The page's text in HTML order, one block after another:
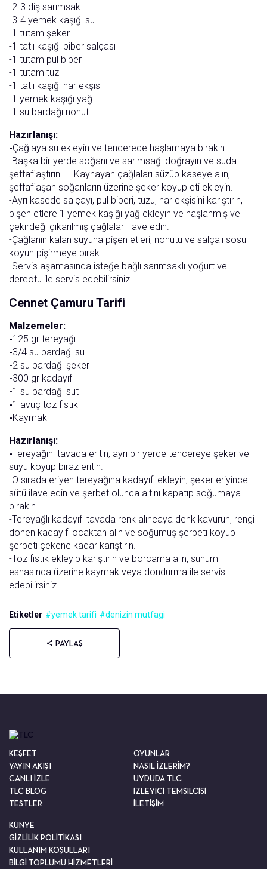
-2-3 diş sarımsak
-3-4 yemek kaşığı su
-1 tutam şeker
-1 tatlı kaşığı biber salçası
-1 tutam pul biber
-1 tutam tuz
-1 tatlı kaşığı nar ekşisi
-1 yemek kaşığı yağ
-1 su bardağı nohut
Hazırlanışı:
-Çağlaya su ekleyin ve tencerede haşlamaya bırakın.
-Başka bir yerde soğanı ve sarımsağı doğrayın ve suda
şeffaflaştırın. ---Kaynayan çağlaları süzüp kaseye alın,
şeffaflaşan soğanların üzerine şeker koyup eti ekleyin.
-Ayrı kasede salçayı, pul biberi, tuzu, nar ekşisini karıştırın,
pişen etlere 1 yemek kaşığı yağ ekleyin ve haşlanmış ve
çekirdeği çıkarılmış çağlaları ilave edin.
-Çağlanın kalan suyuna pişen etleri, nohutu ve salçalı sosu
koyun pişirmeye bırak.
-Servis aşamasında isteğe bağlı sarımsaklı yoğurt ve
dereotu ile servis edebilirsiniz.
Cennet Çamuru Tarifi
Malzemeler:
-125 gr tereyağı
-3/4 su bardağı su
-2 su bardağı şeker
-300 gr kadayıf
-1 su bardağı süt
-1 avuç toz fıstık
-Kaymak
Hazırlanışı:
-Tereyağını tavada eritin, ayrı bir yerde tencereye şeker ve
suyu koyup biraz eritin.
-O sırada eriyen tereyağına kadayıfı ekleyin, şeker eriyince
sütü ilave edin ve şerbet olunca altını kapatıp soğumaya
bırakın.
-Tereyağlı kadayıfı tavada renk alıncaya denk kavurun, rengi
dönen kadayıfı ocaktan alın ve soğumuş şerbeti koyup
şerbeti çekene kadar karıştırın.
-Toz fıstık ekleyip karıştırın ve borcama alın, sunum
esnasında üzerine kaymak veya dondurma ile servis
edebilirsiniz.
Etiketler #yemek tarifi #denizin mutfagi
PAYLAŞ
KEŞFET
YAYIN AKIŞI
CANLI İZLE
TLC BLOG
TESTLER
OYUNLAR
NASIL İZLERİM?
UYDUDA TLC
İZLEYİCİ TEMSİLCİSİ
İLETİŞİM
KÜNYE
GİZLİLİK POLİTİKASI
KULLANIM KOŞULLARI
BİLGİ TOPLUMU HİZMETLERİ